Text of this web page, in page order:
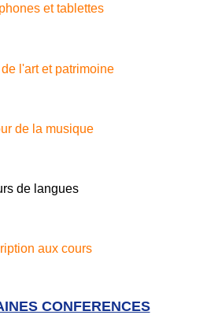
et tablettes
l'art et patrimoine
de la musique
de langues
aux cours
CONFERENCES